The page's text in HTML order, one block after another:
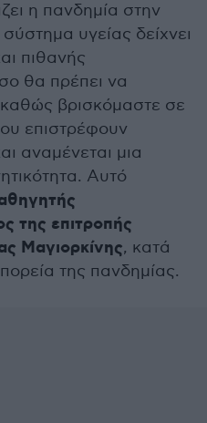
η πανδημία στην
υγείας δείχνει
πιθανής
θα πρέπει να
καθώς βρισκόμαστε σε
επιστρέφουν
αναμένεται μια
Αυτό
της επιτροπής
Μαγιορκίνης, κατά
της πανδημίας.